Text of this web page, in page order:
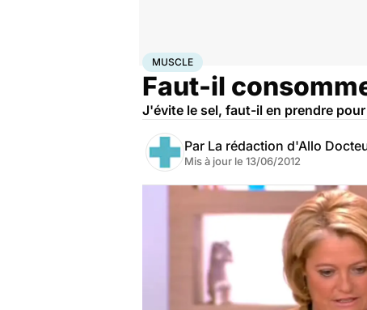
AccueilBien-être
MUSCLE
Faut-il
J'évite le sel, faut-il en prendre
Par La rédaction d'Allo
Mis à jour le 13/06/2012